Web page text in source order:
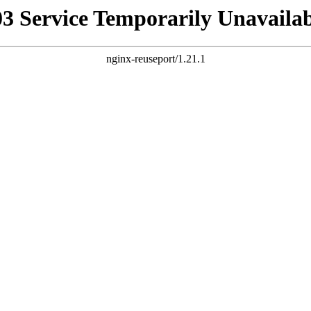
Service Temporarily
nginx-reuseport/1.21.1